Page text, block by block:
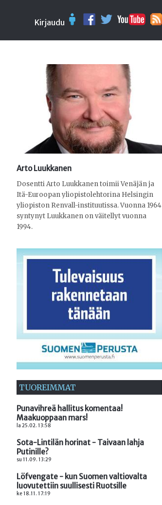
Kirjaudu
Arto Luukkanen
Dosentti Arto Luukkanen toimii Venäjän ja
Itä-Euroopan yliopistolehtorina Helsingin
yliopiston Renvall-instituutissa. Vuonna 1964
syntynyt Luukkanen on väitellyt vuonna
1994.
TUOREIMMAT
Punavihreä hallitus komentaa!
Maakuoppaan mars!
la 25.02. 13:58
Sota-Lintilän horinat - Taivaan lahja
Putinille?
su 11.09. 13:29
Löfvengate - kun Suomen valtiovalta
luovutettiin suullisesti Ruotsille
ke 18.11. 17:19